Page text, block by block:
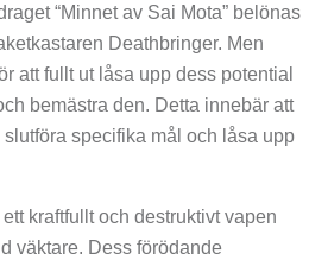
“Minnet av Sai Mota” belönas
Deathbringer. Men
att fullt ut låsa upp dess potential
bemästra den. Detta innebär att
specifika mål och låsa upp
kraftfullt och destruktivt vapen
väktare. Dess förödande